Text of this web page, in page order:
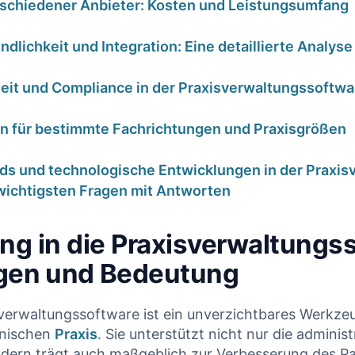
korrekt
– warum
trotzdem
|
für
2026
HKP-
und Kostenplan
von der PKV
17. Januar 2026
Anbieter: ⁣Kosten und Leistungsumfang
und Integration: Eine detaillierte Analyse
und​ Compliance in ⁣der
für bestimmte Fachrichtungen ⁤und Praxisgrößen
und technologische Entwicklungen in der
Fragen⁢ mit ​Antworten
in die‍
⁤und ⁢Bedeutung
ist ⁤ein unverzichtbares
Praxis.⁤ Sie unterstützt nicht ⁢nur die